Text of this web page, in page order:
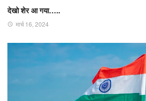
देखो शेर आ गया…..
मार्च 16, 2024